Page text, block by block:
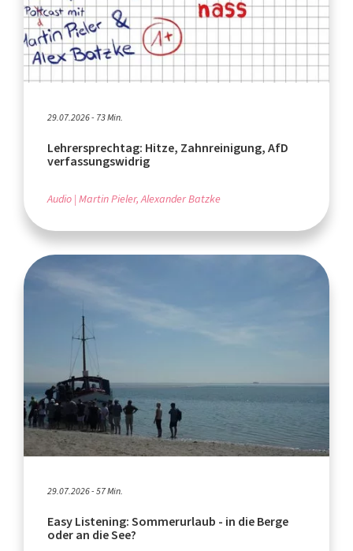
29.07.2026 - 73 Min.
Lehrersprechtag: Hitze, Zahnreinigung, AfD
verfassungswidrig
Audio Martin Pieler, Alexander Batzke
29.07.2026 - 57 Min.
Easy Listening: Sommerurlaub - in die Berge
oder an die See?